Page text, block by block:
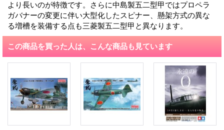
より長いのが特徴です。さらに中島製五二型甲ではプロペラ
ガバナーの変更に伴い大型化したスピナー、懸架方式の異な
る増槽を装備する点も三菱製五二型甲と異なります。
この商品を買った人は、こんな商品も見ています